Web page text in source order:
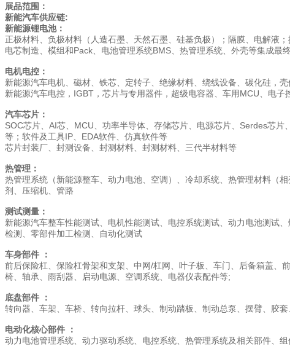
展品范围：
新能汽车供应链:
新能源锂电池：
正极材料、负极材料（人造石墨、天然石墨、硅基负极）；隔膜、电解液
电芯制造、模组和Pack、电池管理系统BMS、热管理系统、外壳等集成最
电机电控：
新能源汽车电机、磁材、铁芯、定转子、绝缘材料、绕线设备、碳化硅，壳
新能源汽车电控，IGBT，芯片与专用器件，超级电容器、车用MCU、电子
汽车芯片：
SOC芯片、AI芯、MCU、功率半导体、存储芯片、电源芯片、Serdes芯
等；软件及工具IP、EDA软件、仿真软件等
芯片封装厂、封测设备、封测材料、封测材料、三代半材料等
热管理：
热管理系统（新能源整车、动力电池、空调）、冷却系统、热管理材料（
剂、压缩机、管路
测试测量：
新能源汽车整车性能测试、电机性能测试、电控系统测试、动力电池测试
检测、零部件加工检测、自动化测试
车身部件 ：
前后保险杠、保险杠骨架和支架、中网/杠网、叶子板、车门、后备箱盖
椅、轴承、雨刮器、启动电源、空调系统、电器仪表配件等;
底盘部件 ：
转向器、车架、车桥、转向拉杆、球头、制动踏板、制动总泵、摆臂、胶
电动化核心部件 ：
动力电池管理系统、动力驱动系统、电控系统、热管理系统及相关部件、